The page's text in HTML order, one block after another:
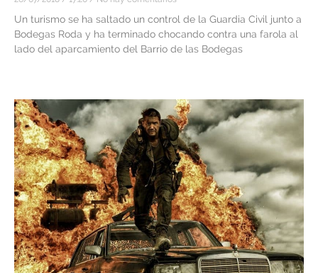
Un turismo se ha saltado un control de la Guardia Civil junto a
Bodegas Roda y ha terminado chocando contra una farola al
lado del aparcamiento del Barrio de las Bodegas